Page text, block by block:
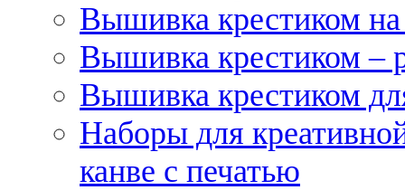
Вышивка крестиком
Вышивка крестиком –
Вышивка крестиком
Наборы для
канве с печатью